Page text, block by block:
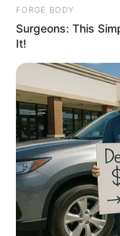
เช็คดวงรา
ดูดวงรายวัน
FORGE BODY
Surgeons: This
It!